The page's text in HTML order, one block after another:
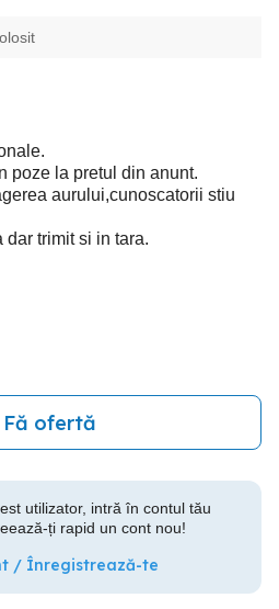
poze la pretul din anunt.
aurului,cunoscatorii stiu
dar trimit si in tara.
Fă ofertă
utilizator, intră în contul tău
ți rapid un cont nou!
/ Înregistrează-te